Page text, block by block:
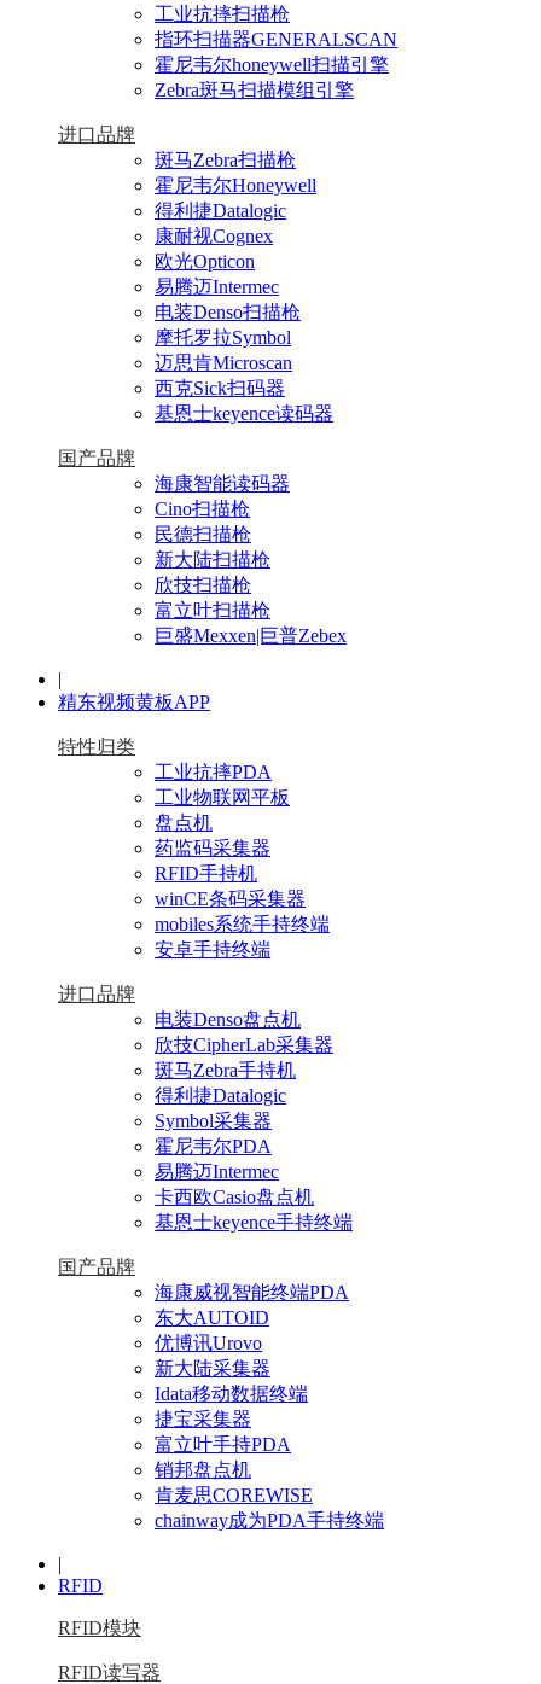
工业抗摔扫描枪
指环扫描器GENERALSCAN
霍尼韦尔honeywell扫描引擎
Zebra斑马扫描模组引擎
进口品牌
斑马Zebra扫描枪
霍尼韦尔Honeywell
得利捷Datalogic
康耐视Cognex
欧光Opticon
易腾迈Intermec
电装Denso扫描枪
摩托罗拉Symbol
迈思肯Microscan
西克Sick扫码器
基恩士keyence读码器
国产品牌
海康智能读码器
Cino扫描枪
民德扫描枪
新大陆扫描枪
欣技扫描枪
富立叶扫描枪
巨盛Mexxen|巨普Zebex
|
精东视频黄板APP
特性归类
工业抗摔PDA
工业物联网平板
盘点机
药监码采集器
RFID手持机
winCE条码采集器
mobiles系统手持终端
安卓手持终端
进口品牌
电装Denso盘点机
欣技CipherLab采集器
斑马Zebra手持机
得利捷Datalogic
Symbol采集器
霍尼韦尔PDA
易腾迈Intermec
卡西欧Casio盘点机
基恩士keyence手持终端
国产品牌
海康威视智能终端PDA
东大AUTOID
优博讯Urovo
新大陆采集器
Idata移动数据终端
捷宝采集器
富立叶手持PDA
销邦盘点机
肯麦思COREWISE
chainway成为PDA手持终端
|
RFID
RFID模块
RFID读写器